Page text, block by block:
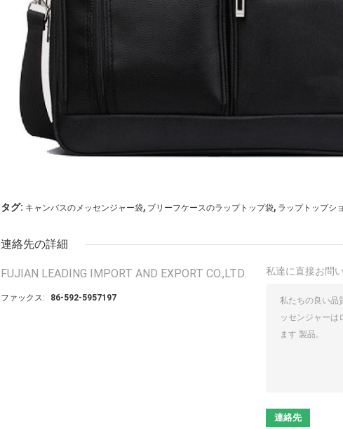
タグ: キャンバスのメッセンジャー袋, ブリーフケースのラップトップ袋, ラップトップシ
連絡先の詳細
FUJIAN LEADING IMPORT AND EXPORT CO.,LTD.
ファックス: 86-592-5957197
私達に直接お問